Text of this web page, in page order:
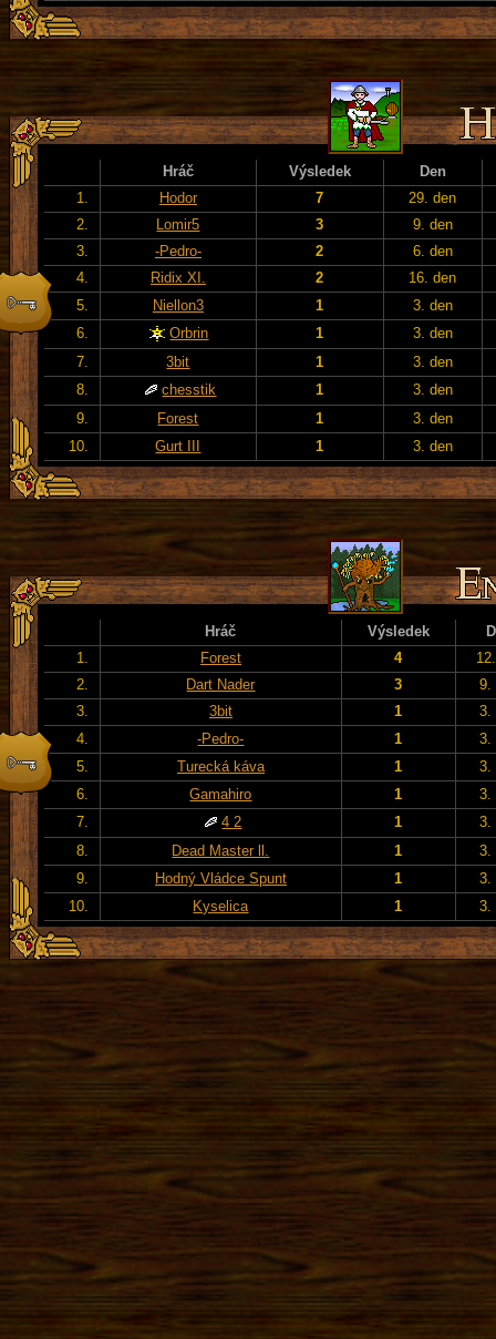
Hráč Výsledek
Den
1.
Hodor 7
29. den
2.
Lomir5 3
9. den
3.
-Pedro- 2
6. den
4.
Ridix XI. 2
16. den
5.
Niellon3 1
3. den
6.
Orbrin 1
3. den
7.
3bit 1
3. den
8.
chesstik 1
3. den
9.
Forest 1
3. den
10.
Gurt III 1 3. den
Hráč Výsledek
1.
Forest 4
2.
Dart Nader 3
9.
3.
3bit 1
3.
4.
-Pedro- 1
3.
5.
Turecká káva 1
3.
6.
Gamahiro 1
3.
7.
4 2 1
3.
8.
Dead Master ll. 1
3.
9.
Hodný Vládce Spunt 1
3.
10.
Kyselica 1 3.